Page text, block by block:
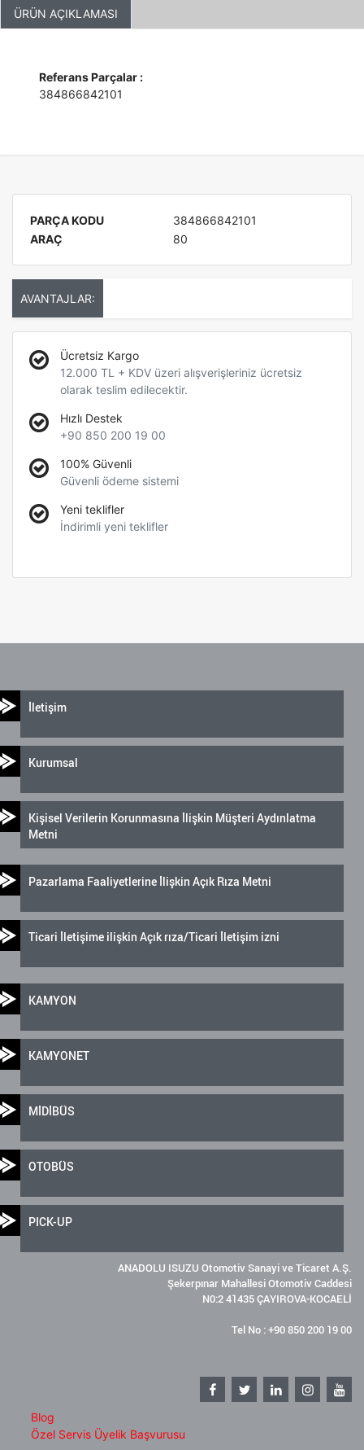
ÜRÜN AÇIKLAMASI
Referans Parçalar :
384866842101
PARÇA KODU
384866842101
ARAÇ
80
AVANTAJLAR:
Ücretsiz Kargo
12.000 TL + KDV üzeri alışverişleriniz ücretsiz
olarak teslim edilecektir.
Hızlı Destek
+90 850 200 19 00
100% Güvenli
Güvenli ödeme sistemi
Yeni teklifler
İndirimli yeni teklifler
İletişim
Kurumsal
Kişisel Verilerin Korunmasına İlişkin Müşteri Aydınlatma
Metni
Pazarlama Faaliyetlerine İlişkin Açık Rıza Metni
Ticari İletişime ilişkin Açık rıza/Ticari İletişim izni
KAMYON
KAMYONET
MİDİBÜS
OTOBÜS
PICK-UP
ANADOLU ISUZU Otomotiv Sanayi ve Ticaret A.Ş.
Şekerpınar Mahallesi Otomotiv Caddesi
N0:2 41435 ÇAYIROVA-KOCAELİ
Tel No : +90 850 200 19 00
Blog
Özel Servis Üyelik Başvurusu